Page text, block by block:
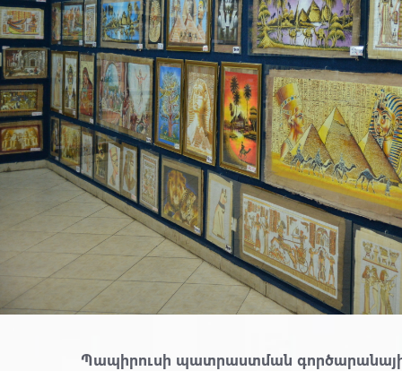
Պապիրուսի պատրաստման